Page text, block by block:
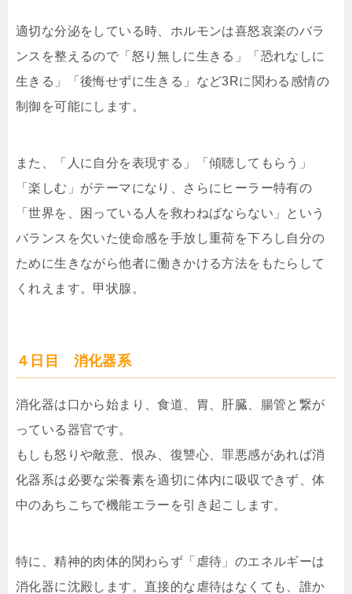
適切な分泌をしている時、ホルモンは喜怒哀楽のバラ
ンスを整えるので「怒り無しに生きる」「恐れなしに
生きる」「後悔せずに生きる」など3Rに関わる感情の
制御を可能にします。
また、「人に自分を表現する」「傾聴してもらう」
「楽しむ」がテーマになり、さらにヒーラー特有の
「世界を、困っている人を救わねばならない」という
バランスを欠いた使命感を手放し重荷を下ろし自分の
ために生きながら他者に働きかける方法をもたらして
くれえます。甲状腺。
４日目 消化器系
消化器は口から始まり、食道、胃、肝臓、腸管と繋が
っている器官です。
もしも怒りや敵意、恨み、復讐心、罪悪感があれば消
化器系は必要な栄養素を適切に体内に吸収できず、体
中のあちこちで機能エラーを引き起こします。
特に、精神的肉体的関わらず「虐待」のエネルギーは
消化器に沈殿します。直接的な虐待はなくても、誰か